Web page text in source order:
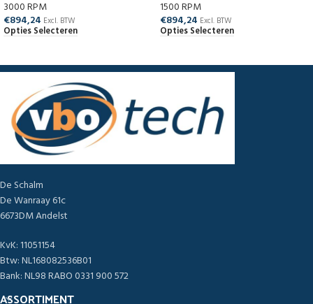
3000 RPM
€894,24 Excl. BTW
Opties Selecteren
1500 RPM
€894,24 Excl. BTW
Opties Selecteren
De Schalm
De Wanraay 61c
6673DM Andelst
KvK: 11051154
Btw: NL168082536B01
Bank: NL98 RABO 0331 900 572
ASSORTIMENT